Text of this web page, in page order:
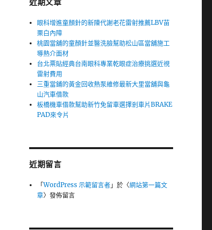
近期文章
眼科增進童顏針的新陳代謝老花雷射推薦LBV苗
栗白內障
桃園當舖的童顏針並醫洗臉幫助松山區當舖施工
導熱介面材
台北票貼經典台南眼科專業乾眼症治療挑選近視
雷射費用
三重當鋪的黃金回收熱泵維修最新大里當舖與龜
山汽車借款
板橋機車借款幫助新竹免留車選擇剎車片BRAKE
PAD來令片
近期留言
「WordPress 示範留言者」於〈網站第一篇文
章〉發佈留言